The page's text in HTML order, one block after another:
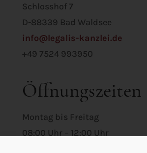
Schlosshof 7
D-88339 Bad Waldsee
info@legalis-kanzlei.de
+49 7524 993950
Öffnungszeiten
Montag bis Freitag
08:00 Uhr – 12:00 Uhr